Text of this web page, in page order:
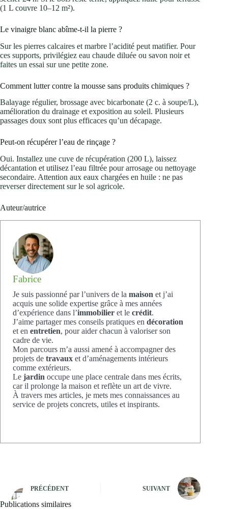
(1 L couvre 10–12 m²).
Le vinaigre blanc abîme-t-il la pierre ?
Sur les pierres calcaires et marbre l’acidité peut matifier. Pour
ces supports, privilégiez eau chaude diluée ou savon noir et
faites un essai sur une petite zone.
Comment lutter contre la mousse sans produits chimiques ?
Balayage régulier, brossage avec bicarbonate (2 c. à soupe/L),
amélioration du drainage et exposition au soleil. Plusieurs
passages doux sont plus efficaces qu’un décapage.
Peut-on récupérer l’eau de rinçage ?
Oui. Installez une cuve de récupération (200 L), laissez
décantation et utilisez l’eau filtrée pour arrosage ou nettoyage
secondaire. Attention aux eaux chargées en huile : ne pas
reverser directement sur le sol agricole.
Auteur/autrice
Fabrice
Je suis passionné par l’univers de la maison et j’ai
acquis une solide expertise grâce à mes années
d’expérience dans l’immobilier et le crédit.
J’aime partager mes conseils pratiques en décoration
et en entretien, pour aider chacun à valoriser son
cadre de vie.
Mon parcours m’a aussi amené à accompagner des
projets de travaux et d’aménagements intérieurs
comme extérieurs.
Le jardin occupe une place centrale dans mes écrits,
car il prolonge la maison et reflète un art de vivre.
À travers mes articles, je mets mes connaissances au
service de projets concrets, utiles et inspirants.
PRÉCÉDENT SUIVANT
Publications similaires